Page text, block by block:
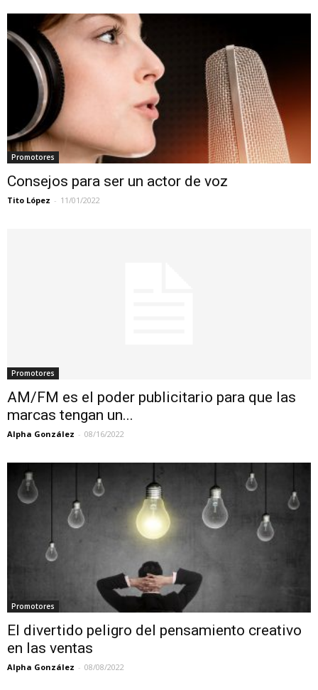
Promotores
Consejos para ser un actor de voz
Tito López - 11/01/2022
Promotores
AM/FM es el poder publicitario para que las
marcas tengan un...
Alpha González - 08/16/2022
Promotores
El divertido peligro del pensamiento creativo
en las ventas
Alpha González - 08/08/2022